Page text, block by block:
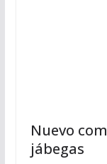
Nuevo
jábegas